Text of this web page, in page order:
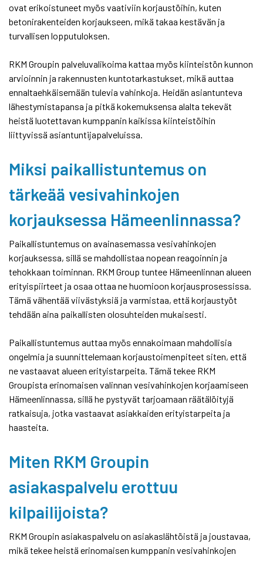
ovat erikoistuneet myös vaativiin korjaustöihin, kuten
betonirakenteiden korjaukseen, mikä takaa kestävän ja
turvallisen lopputuloksen.
RKM Groupin palveluvalikoima kattaa myös kiinteistön kunnon
arvioinnin ja rakennusten kuntotarkastukset, mikä auttaa
ennaltaehkäisemään tulevia vahinkoja. Heidän asiantunteva
lähestymistapansa ja pitkä kokemuksensa alalta tekevät
heistä luotettavan kumppanin kaikissa kiinteistöihin
liittyvissä asiantuntijapalveluissa.
Miksi paikallistuntemus on
tärkeää vesivahinkojen
korjauksessa Hämeenlinnassa?
Paikallistuntemus on avainasemassa vesivahinkojen
korjauksessa, sillä se mahdollistaa nopean reagoinnin ja
tehokkaan toiminnan. RKM Group tuntee Hämeenlinnan alueen
erityispiirteet ja osaa ottaa ne huomioon korjausprosessissa.
Tämä vähentää viivästyksiä ja varmistaa, että korjaustyöt
tehdään aina paikallisten olosuhteiden mukaisesti.
Paikallistuntemus auttaa myös ennakoimaan mahdollisia
ongelmia ja suunnittelemaan korjaustoimenpiteet siten, että
ne vastaavat alueen erityistarpeita. Tämä tekee RKM
Groupista erinomaisen valinnan vesivahinkojen korjaamiseen
Hämeenlinnassa, sillä he pystyvät tarjoamaan räätälöityjä
ratkaisuja, jotka vastaavat asiakkaiden erityistarpeita ja
haasteita.
Miten RKM Groupin
asiakaspalvelu erottuu
kilpailijoista?
RKM Groupin asiakaspalvelu on asiakaslähtöistä ja joustavaa,
mikä tekee heistä erinomaisen kumppanin vesivahinkojen